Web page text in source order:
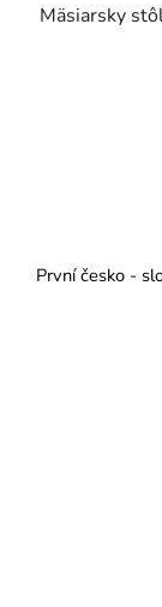
Mäsiarsky
První česko -